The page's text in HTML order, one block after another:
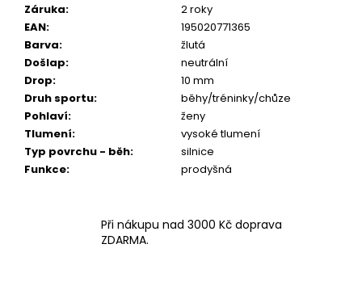
Záruka:
2 roky
EAN:
195020771365
Barva:
žlutá
Došlap:
neutrální
Drop:
10 mm
Druh sportu:
běhy/tréninky/chůze
Pohlaví:
ženy
Tlumení:
vysoké tlumení
Typ povrchu - běh:
silnice
Funkce: prodyšná
Při nákupu nad 3000 Kč doprava
ZDARMA.